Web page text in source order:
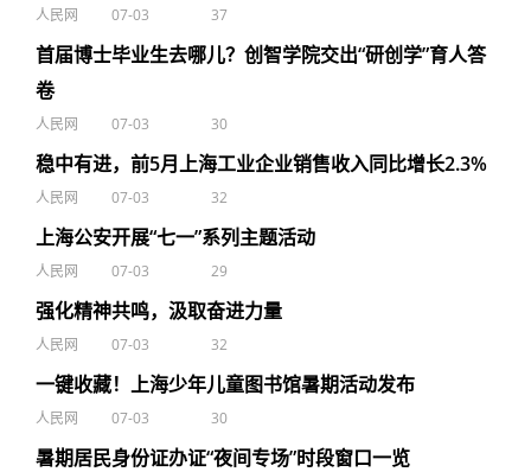
人民网 07-03 37
首届博士毕业生去哪儿？创智学院交出“研创学”育人答
卷
人民网 07-03 30
稳中有进，前5月上海工业企业销售收入同比增长2.3%
人民网 07-03 32
上海公安开展“七一”系列主题活动
人民网 07-03 29
强化精神共鸣，汲取奋进力量
人民网 07-03 32
一键收藏！上海少年儿童图书馆暑期活动发布
人民网 07-03 30
暑期居民身份证办证“夜间专场”时段窗口一览